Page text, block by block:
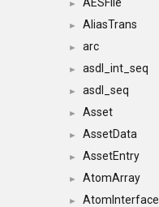
►
► AliasTrans
► arc
► asdl_int_seq
► asdl_seq
► Asset
► AssetData
► AssetEntry
► AtomArray
► AtomInterface